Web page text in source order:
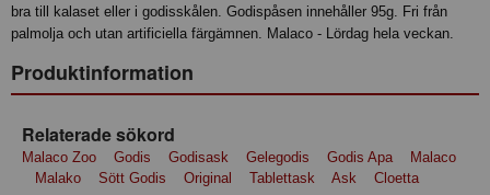
bra till kalaset eller i godisskålen. Godispåsen innehåller 95g. Fri från
palmolja och utan artificiella färgämnen. Malaco - Lördag hela veckan.
Produktinformation
Relaterade sökord
Malaco Zoo Godis Godisask Gelegodis Godis Apa
Malaco
Malako
Sött Godis Original Tablettask Ask Cloetta